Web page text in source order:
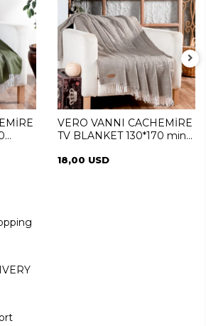
VERO VANNI CACHEMİRE
TV BLANKET 130*170 mink
18,00 USD